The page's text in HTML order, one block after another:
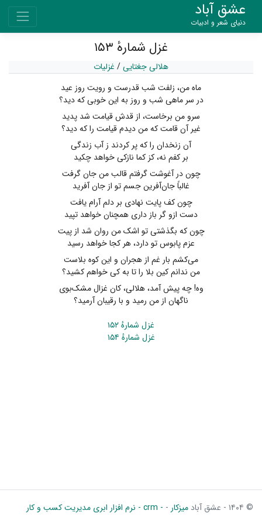
عشق آباد
دنیای شعر و ادبیات
غزل شمارهٔ ۱۵۳
هلالی جغتایی/ غزلیات
ماه من، زلفت شب قدرست و رویت روز عید
در سر ماهی شب و روز به این خوبی که دید؟
سرو من برخاست، از قدش قیامت شد پدید
غیر آن قامت که من دیدم قیامت را که دید؟
آن زنخدان را که پر کردند ز آب زندگی
بر کفم نه، کز کما نازکی خواهد چکید
چون در آغوشت گرفتم قالب من جان گرفت
غالباً جان‌آفرین جسم تو از جان آفرید
چون کف پایت نهادی بر دلم آرام یافت
دست ازو گر باز داری همچنان خواهد تپید
چون که بگذشتی تو اشک من روان شد از پیت
عزم پابوس تو دارد، هر کجا خواهد رسید
می‌کشم بار غم از هجران و این کوه بلاست
من ندانم کین بلا را تا به کی خواهم کشید؟
وه! چه پیش آمد، هلالی، کان غزال مشک‌بوی
ناگهان از من رمید و با رقیبان آرمید؟
غزل شمارهٔ ۱۵۲
غزل شمارهٔ ۱۵۴
© ۱۴۰۴ - عشق آباد میزکار - - crm - نرم افزار ابری مدیریت کسب و کار